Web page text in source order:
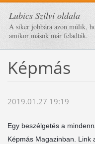
Lubics Szilvi oldala
A siker jobbára azon múlik,
amikor mások már feladták.
Képmás
2019.01.27 19:19
Egy beszélgetés a
Képmás Magazinban. Link